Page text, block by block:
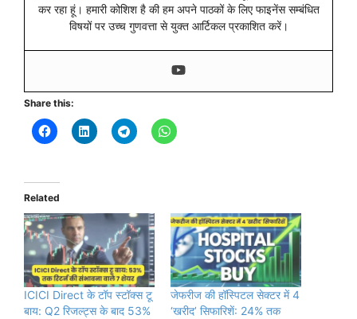
कर रहा हूं। हमारी कोशिश है की हम अपने पाठकों के लिए फाइनेंस सम्बंधित
विषयों पर उच्च गुणवत्ता से युक्त आर्टिकल प्रकाशित करें।
Share this:
Related
ICICI Direct के टॉप स्टॉक्स टू
बाय: Q2 रिजल्ट्स के बाद 53%
जेफरीज की हॉस्पिटल सेक्टर में 4
‘खरीद’ सिफारिशें: 24% तक